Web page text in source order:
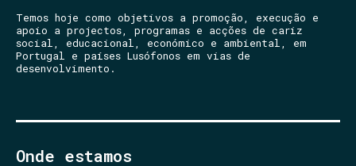
Temos hoje como objetivos a promoção, execução e
apoio a projectos, programas e acções de cariz
social, educacional, económico e ambiental, em
Portugal e países Lusófonos em vias de
desenvolvimento.
Onde estamos